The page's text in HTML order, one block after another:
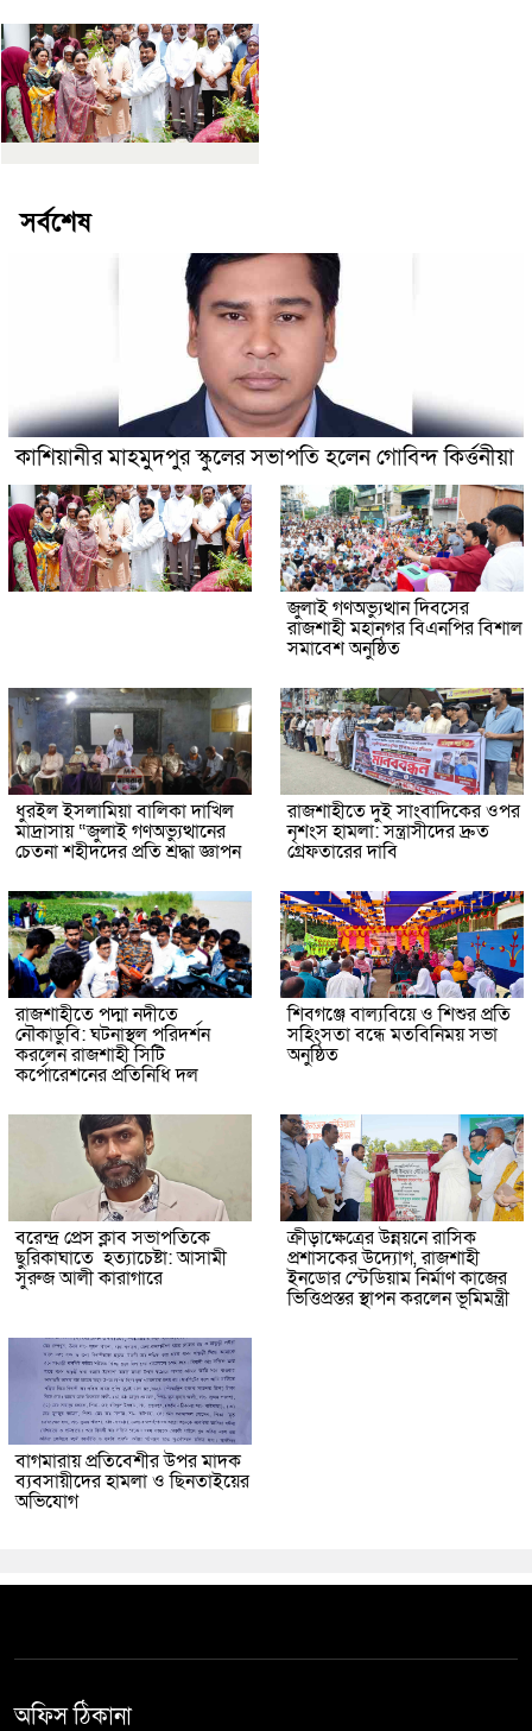
সর্বশেষ
কাশিয়ানীর মাহমুদপুর স্কুলের সভাপতি হলেন গোবিন্দ কির্ত্তনীয়া
জুলাই গণঅভ্যুত্থান দিবসের
রাজশাহী মহানগর বিএনপির বিশাল
সমাবেশ অনুষ্ঠিত
ধুরইল ইসলামিয়া বালিকা দাখিল
মাদ্রাসায় “জুলাই গণঅভ্যুত্থানের
চেতনা শহীদদের প্রতি শ্রদ্ধা জ্ঞাপন
রাজশাহীতে দুই সাংবাদিকের ওপর
নৃশংস হামলা: সন্ত্রাসীদের দ্রুত
গ্রেফতারের দাবি
রাজশাহীতে পদ্মা নদীতে
নৌকাডুবি: ঘটনাস্থল পরিদর্শন
করলেন রাজশাহী সিটি
কর্পোরেশনের প্রতিনিধি দল
শিবগঞ্জে বাল্যবিয়ে ও শিশুর প্রতি
সহিংসতা বন্ধে মতবিনিময় সভা
অনুষ্ঠিত
বরেন্দ্র প্রেস ক্লাব সভাপতিকে
ছুরিকাঘাতে হত্যাচেষ্টা: আসামী
সুরুজ আলী কারাগারে
ক্রীড়াক্ষেত্রের উন্নয়নে রাসিক
প্রশাসকের উদ্যোগ, রাজশাহী
ইনডোর স্টেডিয়াম নির্মাণ কাজের
ভিত্তিপ্রস্তর স্থাপন করলেন ভূমিমন্ত্রী
বাগমারায় প্রতিবেশীর উপর মাদক
ব্যবসায়ীদের হামলা ও ছিনতাইয়ের
অভিযোগ
অফিস ঠিকানা